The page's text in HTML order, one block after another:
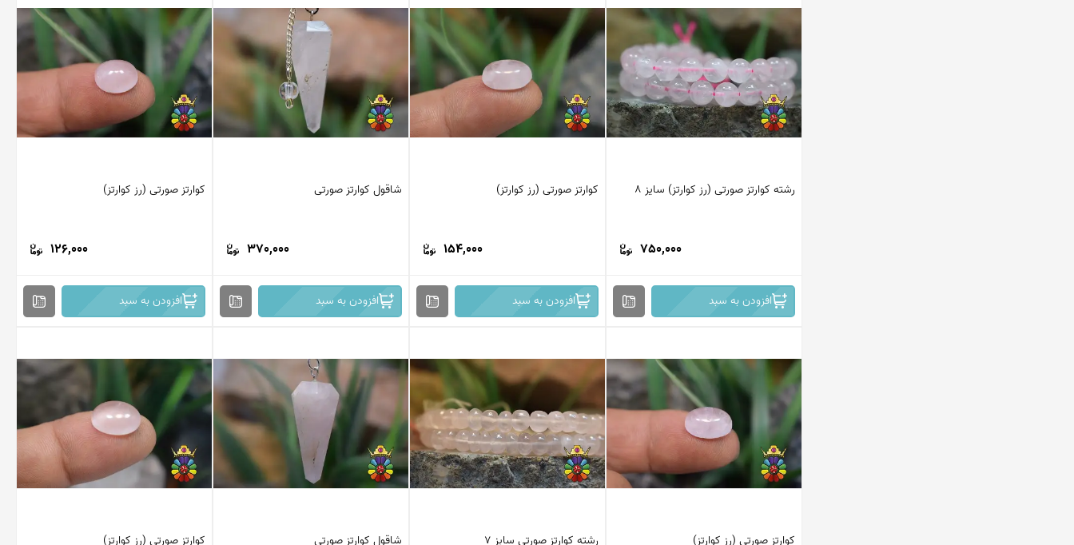
رشته کوارتز صورتی (رز کوارتز) سایز 8
750,000
افزودن به سبد
کوارتز صورتی (رز کوارتز)
154,000
افزودن به سبد
شاقول کوارتز صورتی
370,000
افزودن به سبد
کوارتز صورتی (رز کوارتز)
126,000
افزودن به سبد
کوارتز صورتی (رز کوارتز) رشته کوارتز صورتی سایز 7 شاقول کوارتز صورتی کوارتز صورتی (رز کوارتز)